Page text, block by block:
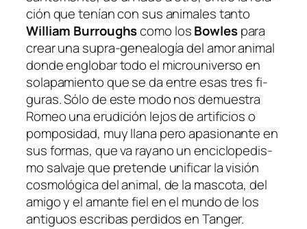
ción que te­nían con sus ani­ma­les tan­to
William Burroughsco­mo losBowlespa­ra
crear una supra-genealogía del amor ani­mal
don­de en­glo­bar to­do el mi­cro­uni­ver­so en
so­la­pa­mien­to que se da en­tre esas tres fi­
gu­ras. Sólo de es­te mo­do nos de­mues­tra
Romeo una eru­di­ción le­jos de ar­ti­fi­cios o
pom­po­si­dad, muy lla­na pe­ro apa­sio­nan­te en
sus for­mas, que va ra­yano un en­ci­clo­pe­dis­
mo sal­va­je que pre­ten­de uni­fi­car la vi­sión
cos­mo­ló­gi­ca del ani­mal, de la mas­co­ta, del
ami­go y el aman­te fiel en el mun­do de los
an­ti­guos es­cri­bas per­di­dos en Tanger.